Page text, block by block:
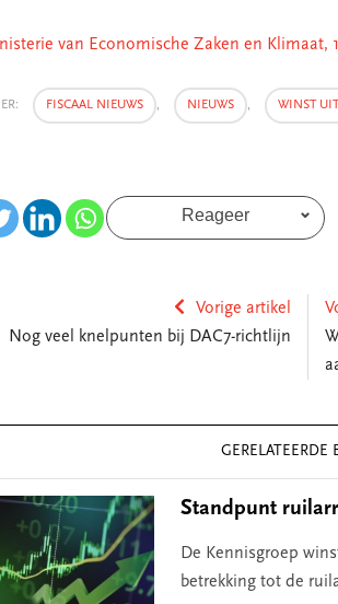
van Economische Zaken en Klimaat,
FISCAAL NIEUWS , NIEUWS , WINST
Reageer
Vorige artikel
Nog veel knelpunten bij DAC7-richtlijn
GERELATEERDE
Standpunt
De Kennisgroep
betrekking tot de